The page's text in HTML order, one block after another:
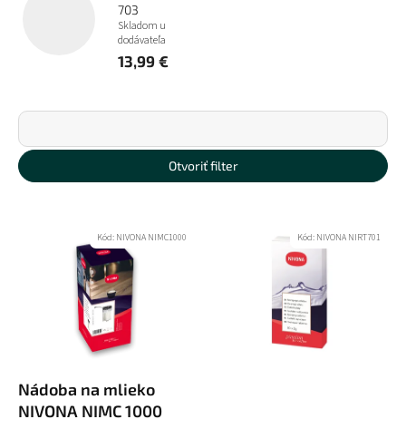
703
Skladom u
dodávateľa
13,99 €
R
d
e
n
o
v
Najpredávanejšie
Abecedne
Otvoriť filter
u
k
Nádoba na mlieko
NIVONA NIMC 1000
Kód: NIVONA NIMC1000 Kód: NIVONA NIRT701